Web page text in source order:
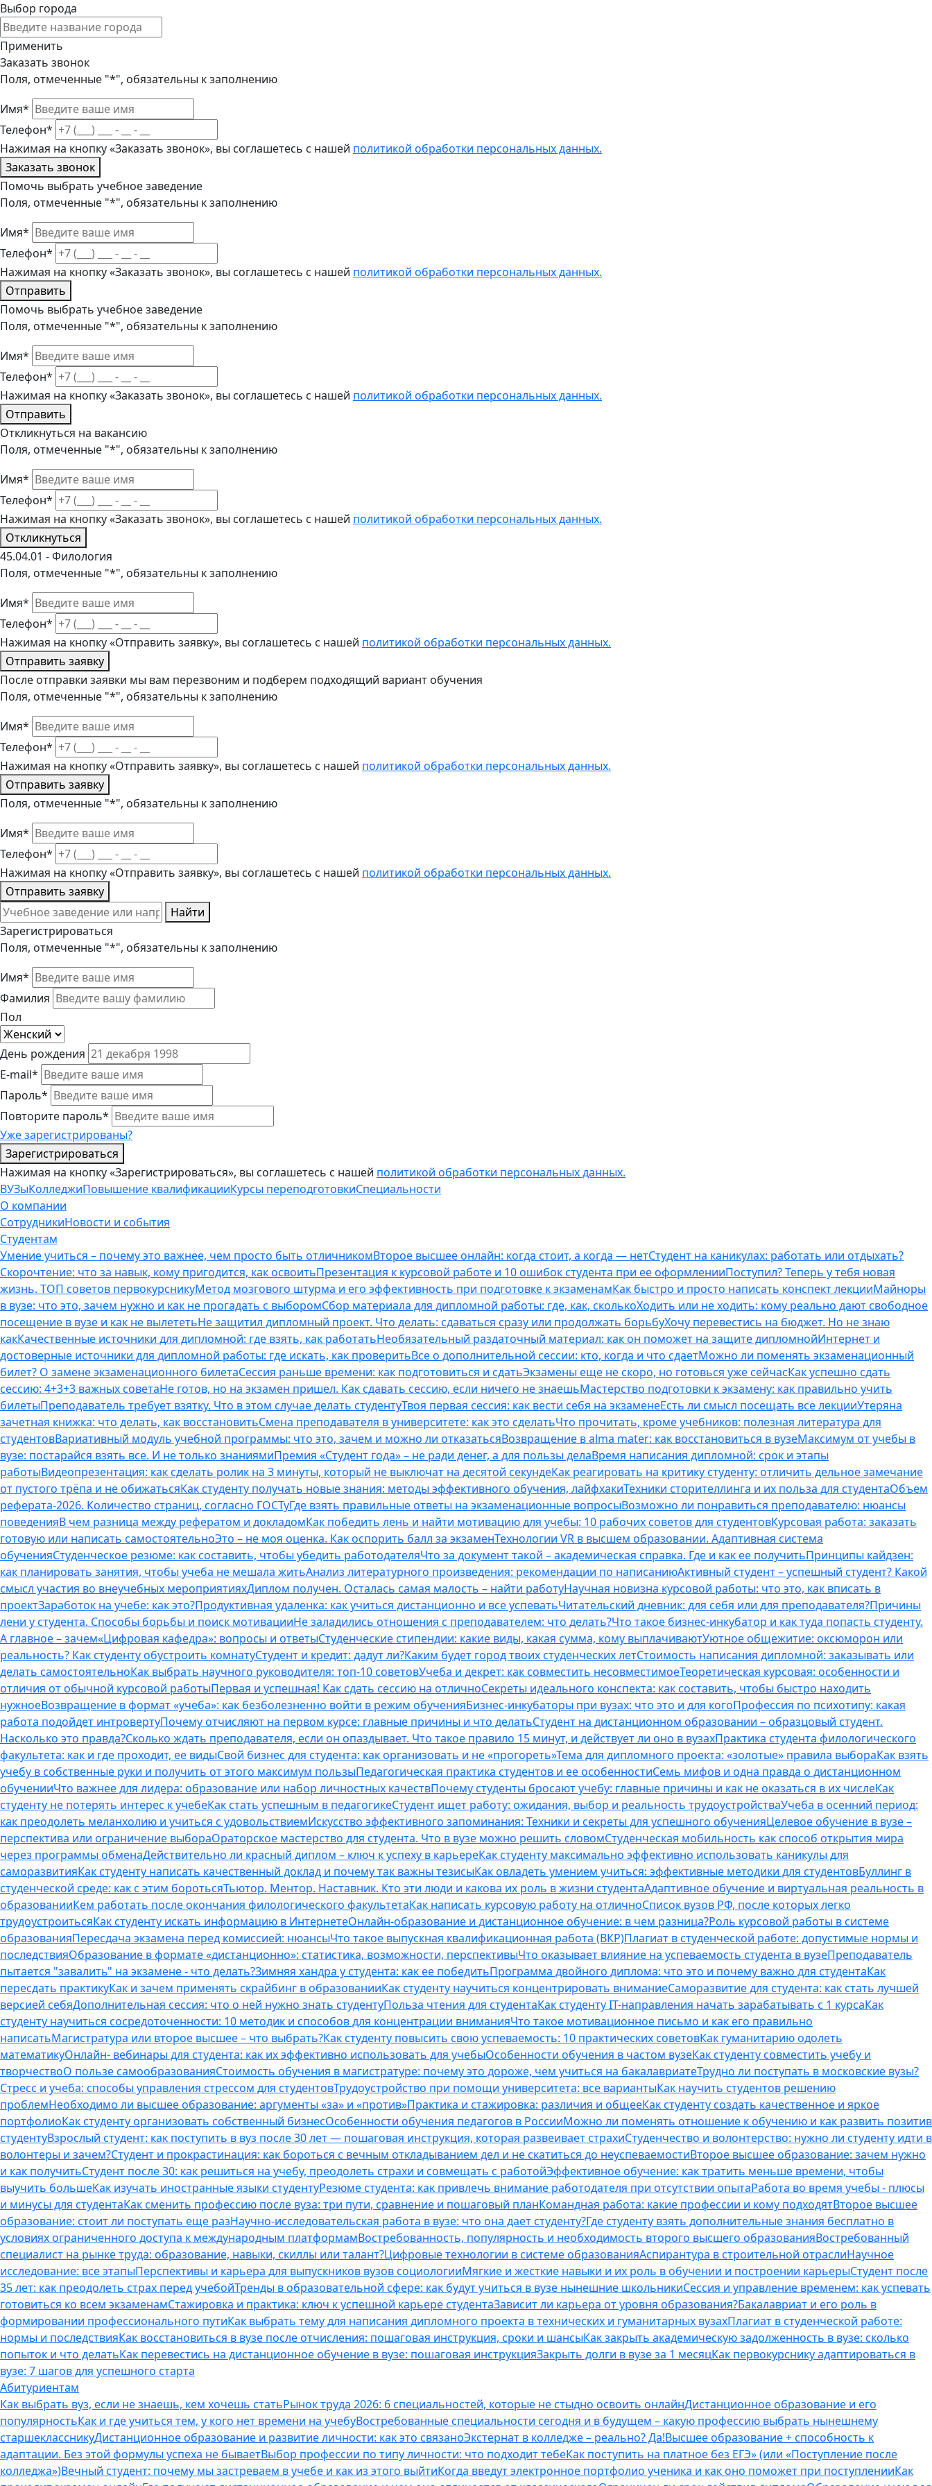
Выбор города
Применить
Заказать звонок
Поля, отмеченные "*", обязательны к заполнению
Имя*
Телефон*
Нажимая на кнопку «Заказать звонок», вы соглашетесь с нашей политикой обработки персональных данных.
Заказать звонок
Помочь выбрать учебное заведение
Поля, отмеченные "*", обязательны к заполнению
Имя*
Телефон*
Нажимая на кнопку «Заказать звонок», вы соглашетесь с нашей политикой обработки персональных данных.
Отправить
Помочь выбрать учебное заведение
Поля, отмеченные "*", обязательны к заполнению
Имя*
Телефон*
Нажимая на кнопку «Заказать звонок», вы соглашетесь с нашей политикой обработки персональных данных.
Отправить
Откликнуться на вакансию
Поля, отмеченные "*", обязательны к заполнению
Имя*
Телефон*
Нажимая на кнопку «Заказать звонок», вы соглашетесь с нашей политикой обработки персональных данных.
Откликнуться
45.04.01 - Филология
Поля, отмеченные "*", обязательны к заполнению
Имя*
Телефон*
Нажимая на кнопку «Отправить заявку», вы соглашетесь с нашей политикой обработки персональных данных.
Отправить заявку
После отправки заявки мы вам перезвоним и подберем подходящий вариант обучения
Поля, отмеченные "*", обязательны к заполнению
Имя*
Телефон*
Нажимая на кнопку «Отправить заявку», вы соглашетесь с нашей политикой обработки персональных данных.
Отправить заявку
Поля, отмеченные "*", обязательны к заполнению
Имя*
Телефон*
Нажимая на кнопку «Отправить заявку», вы соглашетесь с нашей политикой обработки персональных данных.
Отправить заявку
Найти
Зарегистрироваться
Поля, отмеченные "*", обязательны к заполнению
Имя*
Фамилия
Пол
День рождения
E-mail*
Пароль*
Повторите пароль*
Уже зарегистрированы?
Зарегистрироваться
Нажимая на кнопку «Зарегистрироваться», вы соглашетесь с нашей политикой обработки персональных данных.
ВУЗыКолледжиПовышение квалификацииКурсы переподготовкиСпециальности
О компании
СотрудникиНовости и события
Студентам
Умение учиться – почему это важнее, чем просто быть отличникомВторое высшее онлайн: когда стоит, а когда — нетСтудент на каникулах: работать или отдыхать?
Скорочтение: что за навык, кому пригодится, как освоитьПрезентация к курсовой работе и 10 ошибок студента при ее оформленииПоступил? Теперь у тебя новая
жизнь. ТОП советов первокурсникуМетод мозгового штурма и его эффективность при подготовке к экзаменамКак быстро и просто написать конспект лекцииМайноры
в вузе: что это, зачем нужно и как не прогадать с выборомСбор материала для дипломной работы: где, как, сколькоХодить или не ходить: кому реально дают свободное
посещение в вузе и как не вылететьНе защитил дипломный проект. Что делать: сдаваться сразу или продолжать борьбуХочу перевестись на бюджет. Но не знаю
какКачественные источники для дипломной: где взять, как работатьНеобязательный раздаточный материал: как он поможет на защите дипломнойИнтернет и
достоверные источники для дипломной работы: где искать, как проверитьВсе о дополнительной сессии: кто, когда и что сдаетМожно ли поменять экзаменационный
билет? О замене экзаменационного билетаСессия раньше времени: как подготовиться и сдатьЭкзамены еще не скоро, но готовься уже сейчасКак успешно сдать
сессию: 4+3+3 важных советаНе готов, но на экзамен пришел. Как сдавать сессию, если ничего не знаешьМастерство подготовки к экзамену: как правильно учить
билетыПреподаватель требует взятку. Что в этом случае делать студентуТвоя первая сессия: как вести себя на экзаменеЕсть ли смысл посещать все лекцииУтеряна
зачетная книжка: что делать, как восстановитьСмена преподавателя в университете: как это сделатьЧто прочитать, кроме учебников: полезная литература для
студентовВариативный модуль учебной программы: что это, зачем и можно ли отказатьсяВозвращение в alma mater: как восстановиться в вузеМаксимум от учебы в
вузе: постарайся взять все. И не только знаниямиПремия «Студент года» – не ради денег, а для пользы делаВремя написания дипломной: срок и этапы
работыВидеопрезентация: как сделать ролик на 3 минуты, который не выключат на десятой секундеКак реагировать на критику студенту: отличить дельное замечание
от пустого трёпа и не обижатьсяКак студенту получать новые знания: методы эффективного обучения, лайфхакиТехники сторителлинга и их польза для студентаОбъем
реферата-2026. Количество страниц, согласно ГОСТуГде взять правильные ответы на экзаменационные вопросыВозможно ли понравиться преподавателю: нюансы
поведенияВ чем разница между рефератом и докладомКак победить лень и найти мотивацию для учебы: 10 рабочих советов для студентовКурсовая работа: заказать
готовую или написать самостоятельноЭто – не моя оценка. Как оспорить балл за экзаменТехнологии VR в высшем образовании. Адаптивная система
обученияСтуденческое резюме: как составить, чтобы убедить работодателяЧто за документ такой – академическая справка. Где и как ее получитьПринципы кайдзен:
как планировать занятия, чтобы учеба не мешала житьАнализ литературного произведения: рекомендации по написаниюАктивный студент – успешный студент? Какой
смысл участия во внеучебных мероприятияхДиплом получен. Осталась самая малость – найти работуНаучная новизна курсовой работы: что это, как вписать в
проектЗаработок на учебе: как это?Продуктивная удаленка: как учиться дистанционно и все успеватьЧитательский дневник: для себя или для преподавателя?Причины
лени у студента. Способы борьбы и поиск мотивацииНе заладились отношения с преподавателем: что делать?Что такое бизнес-инкубатор и как туда попасть студенту.
А главное – зачем«Цифровая кафедра»: вопросы и ответыСтуденческие стипендии: какие виды, какая сумма, кому выплачиваютУютное общежитие: оксюморон или
реальность? Как студенту обустроить комнатуСтудент и кредит: дадут ли?Каким будет город твоих студенческих летСтоимость написания дипломной: заказывать или
делать самостоятельноКак выбрать научного руководителя: топ-10 советовУчеба и декрет: как совместить несовместимоеТеоретическая курсовая: особенности и
отличия от обычной курсовой работыПервая и успешная! Как сдать сессию на отличноСекреты идеального конспекта: как составить, чтобы быстро находить
нужноеВозвращение в формат «учеба»: как безболезненно войти в режим обученияБизнес-инкубаторы при вузах: что это и для когоПрофессия по психотипу: какая
работа подойдет интровертуПочему отчисляют на первом курсе: главные причины и что делатьСтудент на дистанционном образовании – образцовый студент.
Насколько это правда?Сколько ждать преподавателя, если он опаздывает. Что такое правило 15 минут, и действует ли оно в вузахПрактика студента филологического
факультета: как и где проходит, ее видыСвой бизнес для студента: как организовать и не «прогореть»Тема для дипломного проекта: «золотые» правила выбораКак взять
учебу в собственные руки и получить от этого максимум пользыПедагогическая практика студентов и ее особенностиСемь мифов и одна правда о дистанционном
обученииЧто важнее для лидера: образование или набор личностных качествПочему студенты бросают учебу: главные причины и как не оказаться в их числеКак
студенту не потерять интерес к учебеКак стать успешным в педагогикеСтудент ищет работу: ожидания, выбор и реальность трудоустройстваУчеба в осенний период:
как преодолеть меланхолию и учиться с удовольствиемИскусство эффективного запоминания: Техники и секреты для успешного обученияЦелевое обучение в вузе –
перспектива или ограничение выбораОраторское мастерство для студента. Что в вузе можно решить словомСтуденческая мобильность как способ открытия мира
через программы обменаДействительно ли красный диплом – ключ к успеху в карьереКак студенту максимально эффективно использовать каникулы для
саморазвитияКак студенту написать качественный доклад и почему так важны тезисыКак овладеть умением учиться: эффективные методики для студентовБуллинг в
студенческой среде: как с этим боротьсяТьютор. Ментор. Наставник. Кто эти люди и какова их роль в жизни студентаАдаптивное обучение и виртуальная реальность в
образованииКем работать после окончания филологического факультетаКак написать курсовую работу на отличноСписок вузов РФ, после которых легко
трудоустроитьсяКак студенту искать информацию в ИнтернетеОнлайн-образование и дистанционное обучение: в чем разница?Роль курсовой работы в системе
образованияПересдача экзамена перед комиссией: нюансыЧто такое выпускная квалификационная работа (ВКР)Плагиат в студенческой работе: допустимые нормы и
последствияОбразование в формате «дистанционно»: статистика, возможности, перспективыЧто оказывает влияние на успеваемость студента в вузеПреподаватель
пытается "завалить" на экзамене - что делать?Зимняя хандра у студента: как ее победитьПрограмма двойного диплома: что это и почему важно для студентаКак
пересдать практикуКак и зачем применять скрайбинг в образованииКак студенту научиться концентрировать вниманиеСаморазвитие для студента: как стать лучшей
версией себяДополнительная сессия: что о ней нужно знать студентуПольза чтения для студентаКак студенту IT-направления начать зарабатывать с 1 курсаКак
студенту научиться сосредоточенности: 10 методик и способов для концентрации вниманияЧто такое мотивационное письмо и как его правильно
написатьМагистратура или второе высшее – что выбрать?Как студенту повысить свою успеваемость: 10 практических советовКак гуманитарию одолеть
математикуОнлайн- вебинары для студента: как их эффективно использовать для учебыОсобенности обучения в частом вузеКак студенту совместить учебу и
творчествоО пользе самообразованияСтоимость обучения в магистратуре: почему это дороже, чем учиться на бакалавриатеТрудно ли поступать в московские вузы?
Стресс и учеба: способы управления стрессом для студентовТрудоустройство при помощи университета: все вариантыКак научить студентов решению
проблемНеобходимо ли высшее образование: аргументы «за» и «против»Практика и стажировка: различия и общееКак студенту создать качественное и яркое
портфолиоКак студенту организовать собственный бизнесОсобенности обучения педагогов в РоссииМожно ли поменять отношение к обучению и как развить позитив
студентуВзрослый студент: как поступить в вуз после 30 лет — пошаговая инструкция, которая развеивает страхиСтуденчество и волонтерство: нужно ли cтуденту идти в
волонтеры и зачем?Студент и прокрастинация: как бороться с вечным откладыванием дел и не скатиться до неуспеваемостиВторое высшее образование: зачем нужно
и как получитьСтудент после 30: как решиться на учебу, преодолеть страхи и совмещать с работойЭффективное обучение: как тратить меньше времени, чтобы
выучить большеКак изучать иностранные языки студентуРезюме студента: как привлечь внимание работодателя при отсутствии опытаРабота во время учебы - плюсы
и минусы для студентаКак сменить профессию после вуза: три пути, сравнение и пошаговый планКомандная работа: какие профессии и кому подходятВторое высшее
образование: стоит ли поступать еще разНаучно-исследовательская работа в вузе: что она дает студенту?Где студенту взять дополнительные знания бесплатно в
условиях ограниченного доступа к международным платформамВостребованность, популярность и необходимость второго высшего образованияВостребованный
специалист на рынке труда: образование, навыки, скиллы или талант?Цифровые технологии в системе образованияАспирантура в строительной отраслиНаучное
исследование: все этапыПерспективы и карьера для выпускников вузов социологииМягкие и жесткие навыки и их роль в обучении и построении карьерыСтудент после
35 лет: как преодолеть страх перед учебойТренды в образовательной сфере: как будут учиться в вузе нынешние школьникиСессия и управление временем: как успевать
готовиться ко всем экзаменамСтажировка и практика: ключ к успешной карьере студентаЗависит ли карьера от уровня образования?Бакалавриат и его роль в
формировании профессионального путиКак выбрать тему для написания дипломного проекта в технических и гуманитарных вузахПлагиат в студенческой работе:
нормы и последствияКак восстановиться в вузе после отчисления: пошаговая инструкция, сроки и шансыКак закрыть академическую задолженность в вузе: сколько
попыток и что делатьКак перевестись на дистанционное обучение в вузе: пошаговая инструкцияЗакрыть долги в вузе за 1 месяцКак первокурснику адаптироваться в
вузе: 7 шагов для успешного старта
Абитуриентам
Как выбрать вуз, если не знаешь, кем хочешь статьРынок труда 2026: 6 специальностей, которые не стыдно освоить онлайнДистанционное образование и его
популярностьКак и где учиться тем, у кого нет времени на учебуВостребованные специальности сегодня и в будущем – какую профессию выбрать нынешнему
старшеклассникуДистанционное образование и развитие личности: как это связаноЭкстернат в колледже – реально? Да!Высшее образование + способность к
адаптации. Без этой формулы успеха не бываетВыбор профессии по типу личности: что подходит тебеКак поступить на платное без ЕГЭ» (или «Поступление после
колледжа»)Вечный студент: почему мы застреваем в учебе и как из этого выйтиКогда введут электронное портфолио ученика и как оно поможет при поступленииКак